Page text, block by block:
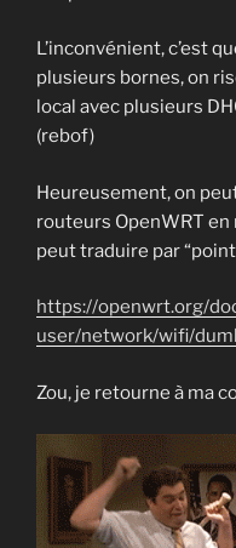
L’inconvénient, c’est
plusieurs bornes, on
local avec plusieurs
(rebof)
Heureusement, on
routeurs OpenWRT en
peut traduire par
https://openwrt.org/
user/network/wifi/
Zou, je retourne à ma